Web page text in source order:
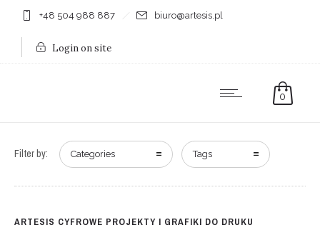
+48 504 988 887 biuro@artesis.pl
Login on site
0
Filter by: Categories Tags
ARTESIS CYFROWE PROJEKTY I GRAFIKI DO DRUKU